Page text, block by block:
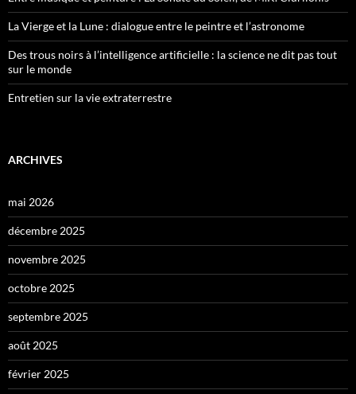
La Vierge et la Lune : dialogue entre le peintre et l’astronome
Des trous noirs à l’intelligence artificielle : la science ne dit pas tout
sur le monde
Entretien sur la vie extraterrestre
ARCHIVES
mai 2026
décembre 2025
novembre 2025
octobre 2025
septembre 2025
août 2025
février 2025